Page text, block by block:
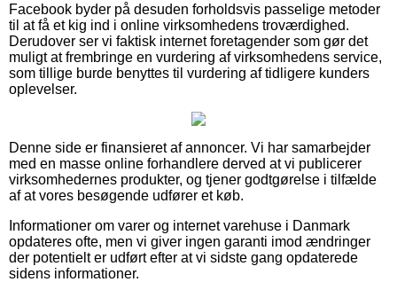
Facebook byder på desuden forholdsvis passelige metoder
til at få et kig ind i online virksomhedens troværdighed.
Derudover ser vi faktisk internet foretagender som gør det
muligt at frembringe en vurdering af virksomhedens service,
som tillige burde benyttes til vurdering af tidligere kunders
oplevelser.
Denne side er finansieret af annoncer. Vi har samarbejder
med en masse online forhandlere derved at vi publicerer
virksomhedernes produkter, og tjener godtgørelse i tilfælde
af at vores besøgende udfører et køb.
Informationer om varer og internet varehuse i Danmark
opdateres ofte, men vi giver ingen garanti imod ændringer
der potentielt er udført efter at vi sidste gang opdaterede
sidens informationer.